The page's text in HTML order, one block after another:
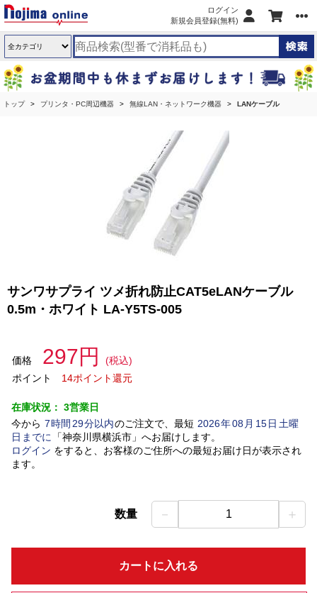
ログイン
新規会員登録(無料)
トップ プリンタ・PC周辺機器 無線LAN・ネットワーク機器 LANケーブル
サンワサプライ ツメ折れ防止CAT5eLANケーブル
0.5m・ホワイト LA-Y5TS-005
価格 297円
(税込)
ポイント
14ポイント還元
在庫状況： 3営業日
今から 7時間 29分以内のご注文で、最短 2026年08 月 15日土曜
日 までに 「神奈川県横浜市」 へお届けします。
ログイン をすると、お客様のご住所への最短お届け日が表示され
ます。
数量 － 1 ＋
カートに入れる